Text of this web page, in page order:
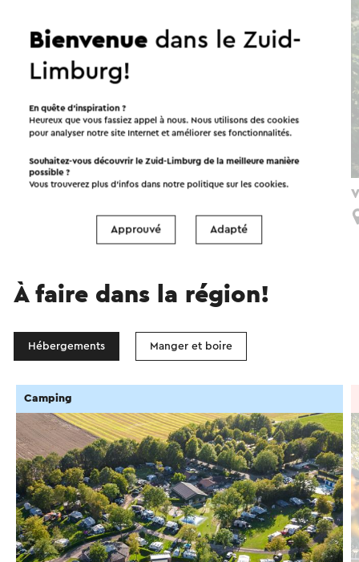
Fietsroute In het spoor van de mijnen
À faire dans la région!
Hébergements Manger et boire
Camping
Bienvenuedans le Zuid-
Limburg!
En quête d’inspiration ?
Heureux que vous fassiez appel à nous. Nous utilisons des cookies
pour analyser notre site Internet et améliorer ses fonctionnalités.
Souhaitez-vous découvrir le Zuid-Limburg de la meilleure manière
possible ?
Vous trouverez plus d’infos dans notre politique sur lescookies.
Approuvé Adapté